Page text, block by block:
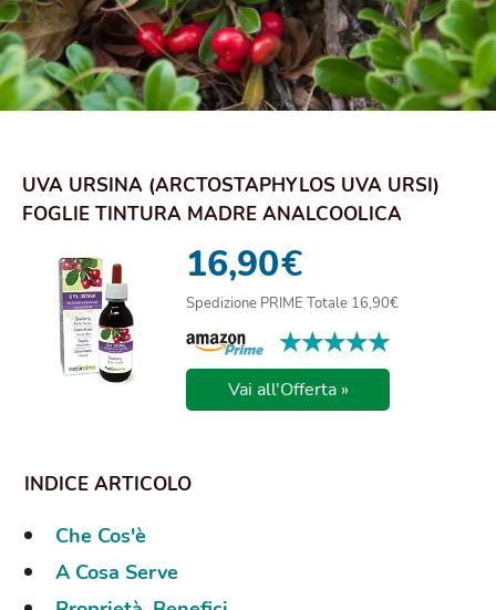
UVA URSINA (ARCTOSTAPHYLOS UVA URSI)
FOGLIE TINTURA MADRE ANALCOOLICA
16,90€
Spedizione PRIME Totale 16,90€
★★★★★
★★★★★
Vai all'Offerta »
Che Cos'è
A Cosa Serve